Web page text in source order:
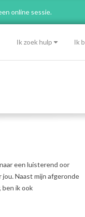
online sessie.
Ik zoek hulp Ik
een luisterend oor
Naast mijn afgeronde
ben ik ook